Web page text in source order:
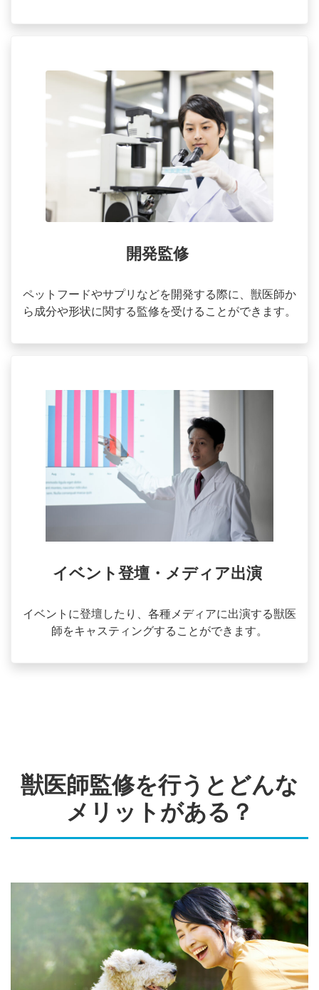
開発監修
ペットフードやサプリなどを開発する際に、獣医師か
ら成分や形状に関する監修を受けることができます。
イベント登壇・メディア出演
イベントに登壇したり、各種メディアに出演する獣医
師をキャスティングすることができます。
獣医師監修を行うとどんな
メリットがある？